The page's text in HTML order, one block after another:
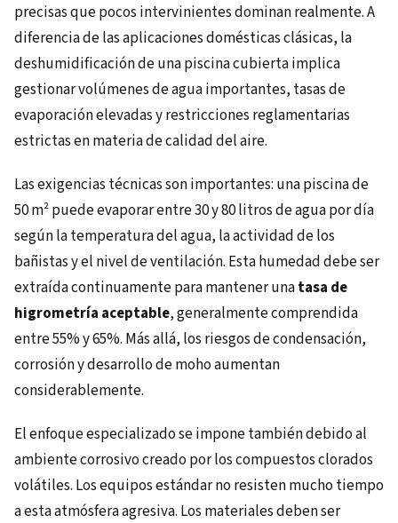
precisas que pocos intervinientes dominan realmente. A
diferencia de las aplicaciones domésticas clásicas, la
deshumidificación de una piscina cubierta implica
gestionar volúmenes de agua importantes, tasas de
evaporación elevadas y restricciones reglamentarias
estrictas en materia de calidad del aire.
Las exigencias técnicas son importantes: una piscina de
50 m² puede evaporar entre 30 y 80 litros de agua por día
según la temperatura del agua, la actividad de los
bañistas y el nivel de ventilación. Esta humedad debe ser
extraída continuamente para mantener unatasa de
higrometría aceptable, generalmente comprendida
entre 55% y 65%. Más allá, los riesgos de condensación,
corrosión y desarrollo de moho aumentan
considerablemente.
El enfoque especializado se impone también debido al
ambiente corrosivo creado por los compuestos clorados
volátiles. Los equipos estándar no resisten mucho tiempo
a esta atmósfera agresiva. Los materiales deben ser